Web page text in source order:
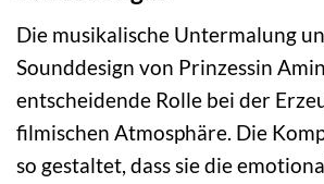
Die musikalische Untermalung
Sounddesign von Prinzessin
entscheidende Rolle bei der
filmischen Atmosphäre. Die
so gestaltet, dass sie die